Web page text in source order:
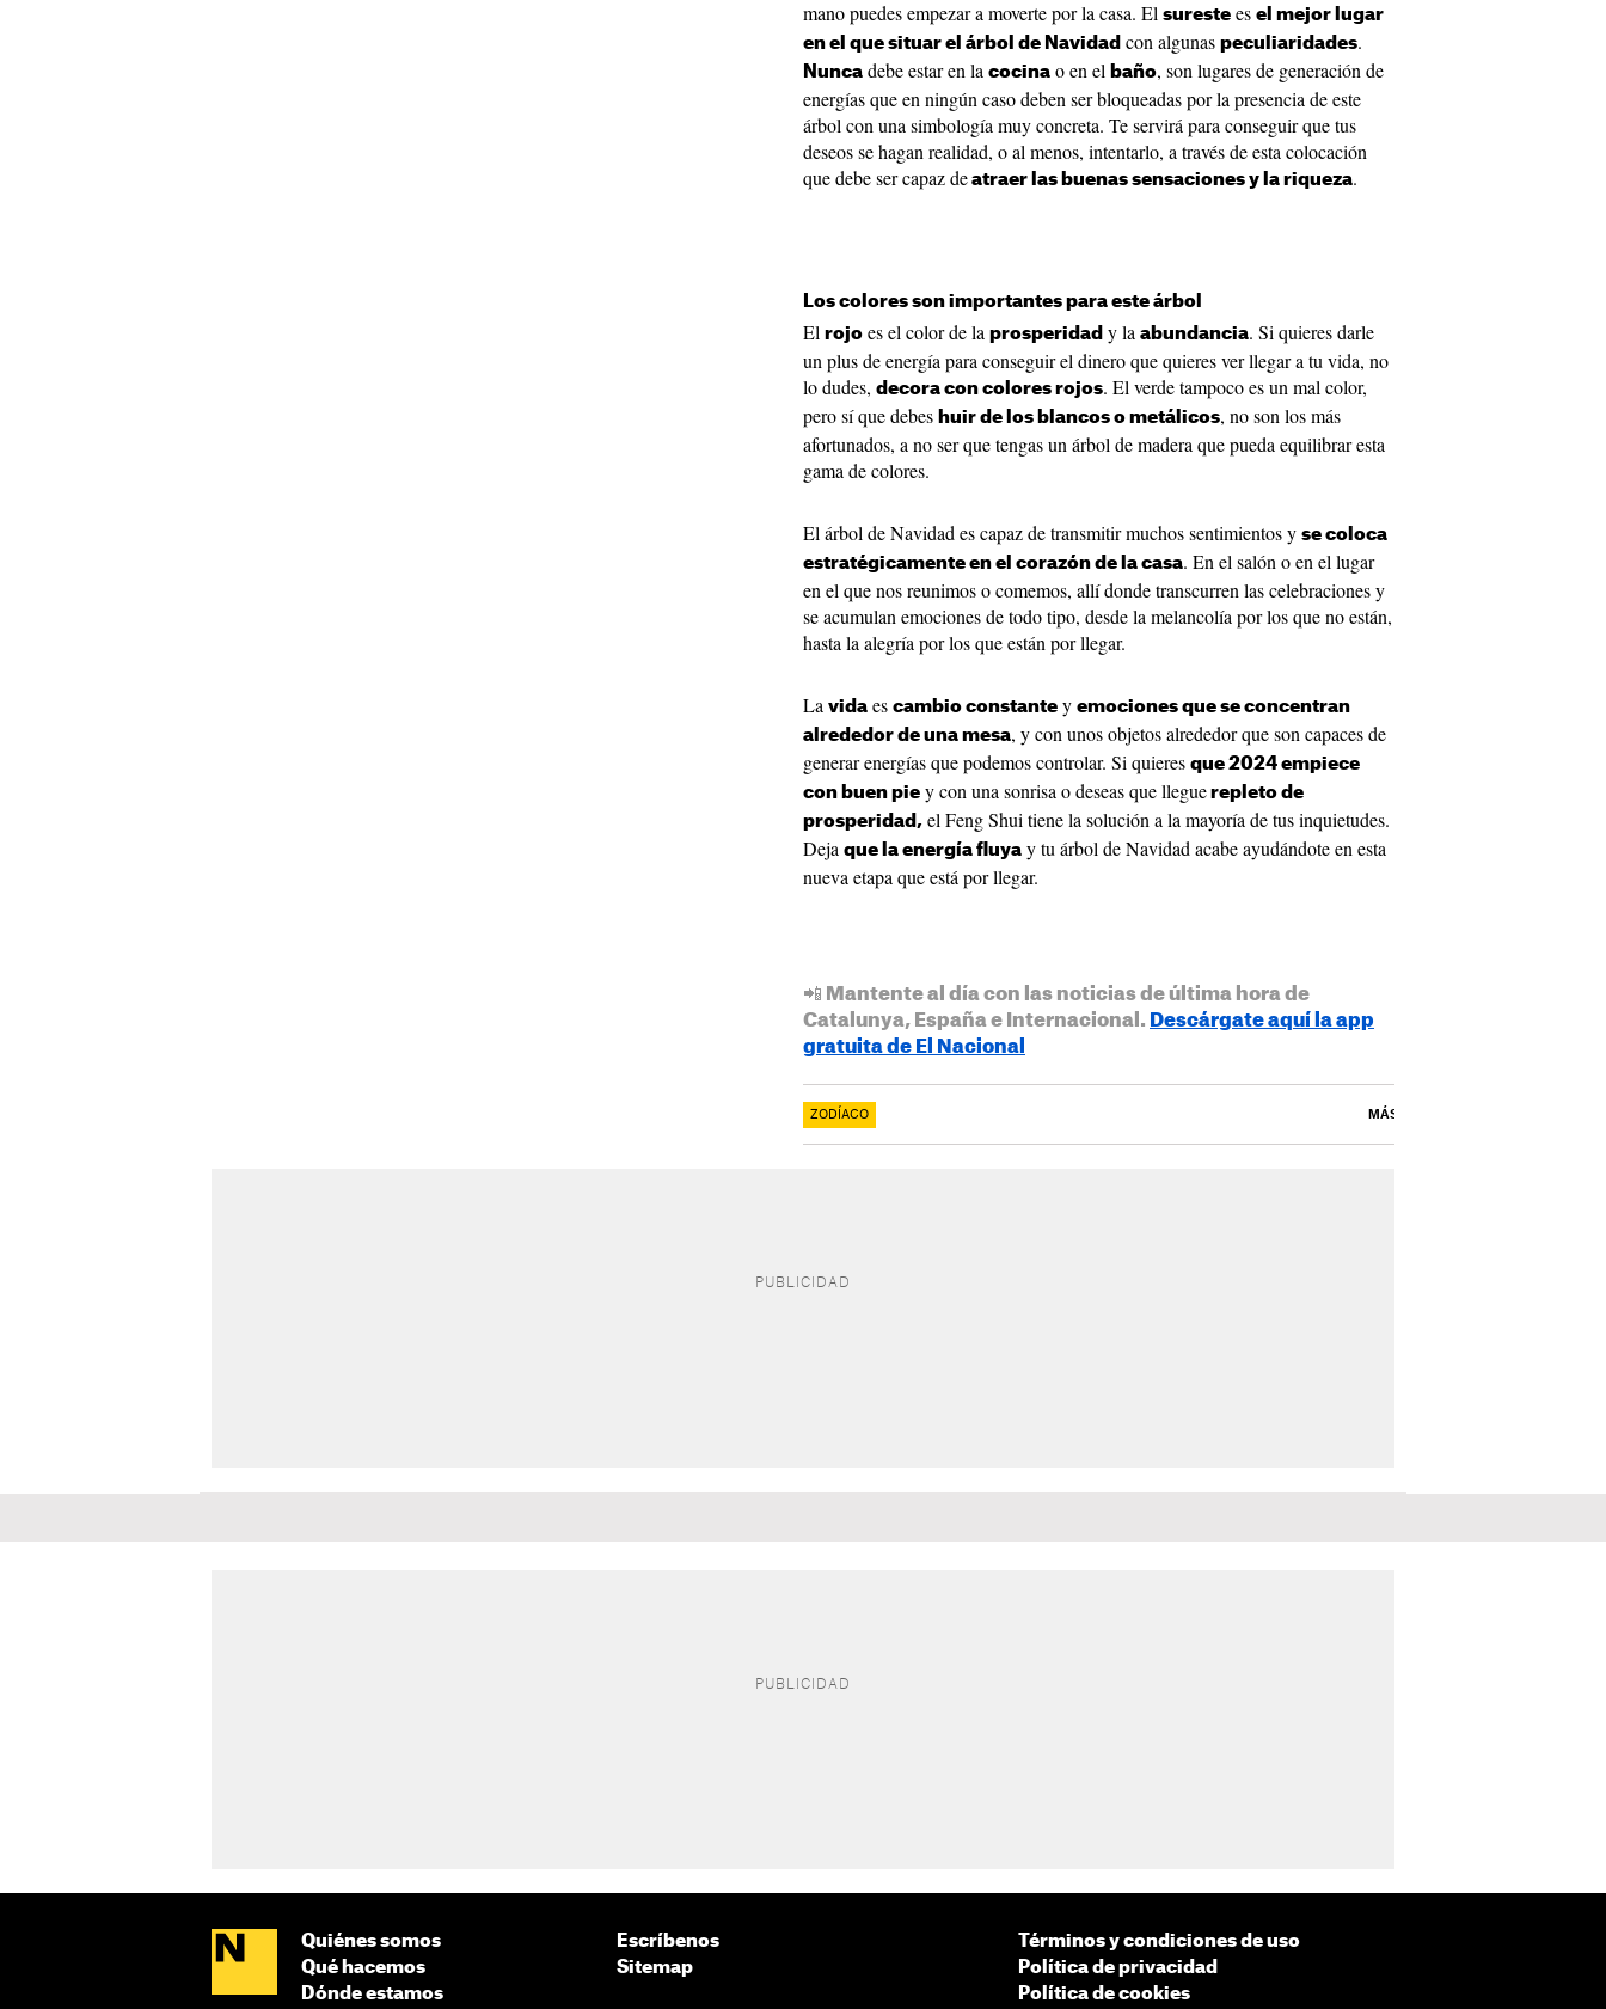
mano puedes empezar a moverte por la casa. El sureste es el mejor lugar
en el que situar el árbol de Navidad con algunas peculiaridades.
Nunca debe estar en la cocina o en el baño, son lugares de generación de
energías que en ningún caso deben ser bloqueadas por la presencia de este
árbol con una simbología muy concreta. Te servirá para conseguir que tus
deseos se hagan realidad, o al menos, intentarlo, a través de esta colocación
que debe ser capaz de atraer las buenas sensaciones y la riqueza.
Los colores son importantes para este árbol
El rojo es el color de la prosperidad y la abundancia. Si quieres darle
un plus de energía para conseguir el dinero que quieres ver llegar a tu vida, no
lo dudes, decora con colores rojos. El verde tampoco es un mal color,
pero sí que debes huir de los blancos o metálicos, no son los más
afortunados, a no ser que tengas un árbol de madera que pueda equilibrar esta
gama de colores.
El árbol de Navidad es capaz de transmitir muchos sentimientos y se coloca
estratégicamente en el corazón de la casa. En el salón o en el lugar
en el que nos reunimos o comemos, allí donde transcurren las celebraciones y
se acumulan emociones de todo tipo, desde la melancolía por los que no están,
hasta la alegría por los que están por llegar.
La vida es cambio constante y emociones que se concentran
alrededor de una mesa, y con unos objetos alrededor que son capaces de
generar energías que podemos controlar. Si quieres que 2024 empiece
con buen pie y con una sonrisa o deseas que llegue repleto de
prosperidad, el Feng Shui tiene la solución a la mayoría de tus inquietudes.
Deja que la energía fluya y tu árbol de Navidad acabe ayudándote en esta
nueva etapa que está por llegar.
📲 Mantente al día con las noticias de última hora de
Catalunya, España e Internacional. Descárgate aquí la app
gratuita de El Nacional
ZODÍACO MÁS
Quiénes somos
Qué hacemos
Dónde estamos
Escríbenos
Sitemap
Términos y condiciones de uso
Política de privacidad
Política de cookies